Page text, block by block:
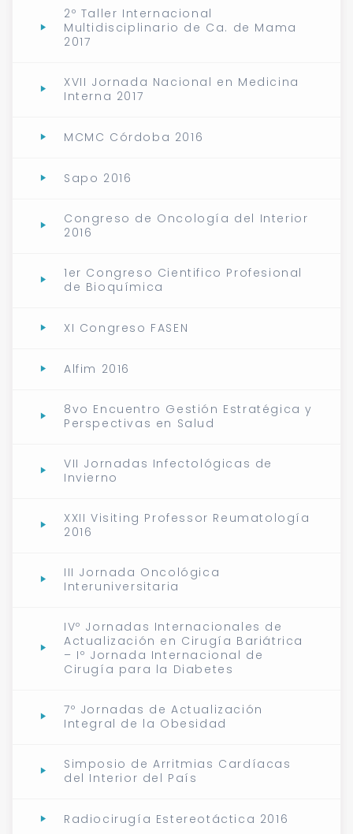
2º Taller Internacional
Multidisciplinario de Ca. de Mama
2017
XVII Jornada Nacional en Medicina
Interna 2017
MCMC Córdoba 2016
Sapo 2016
Congreso de Oncología del Interior
2016
1er Congreso Cientifico Profesional
de Bioquímica
XI Congreso FASEN
Alfim 2016
8vo Encuentro Gestión Estratégica y
Perspectivas en Salud
VII Jornadas Infectológicas de
Invierno
XXII Visiting Professor Reumatología
2016
III Jornada Oncológica
Interuniversitaria
IVº Jornadas Internacionales de
Actualización en Cirugía Bariátrica
– Iº Jornada Internacional de
Cirugía para la Diabetes
7º Jornadas de Actualización
Integral de la Obesidad
Simposio de Arritmias Cardíacas
del Interior del País
Radiocirugía Estereotáctica 2016